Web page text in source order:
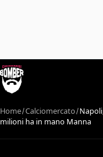
Home Calciomercato
milioni ha in mano Manna